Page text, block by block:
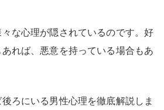
な心理が隠されているのです。好
れば、悪意を持っている場合もあ
ろにいる男性心理を徹底解説しま